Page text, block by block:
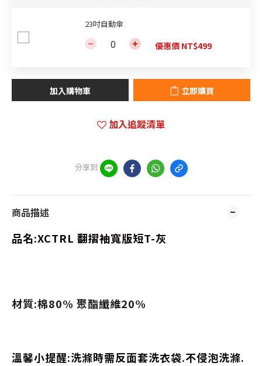
23吋自動傘
優惠價 NT$499
加入購物車 立即購買
加入追蹤清單
分享到
商品描述
品名:XCTRL 翻摺袖寬版短T-灰
材質:棉80% 聚酯纖維20%
溫馨小提醒:洗滌時需反面套洗衣袋.不侵泡洗滌.